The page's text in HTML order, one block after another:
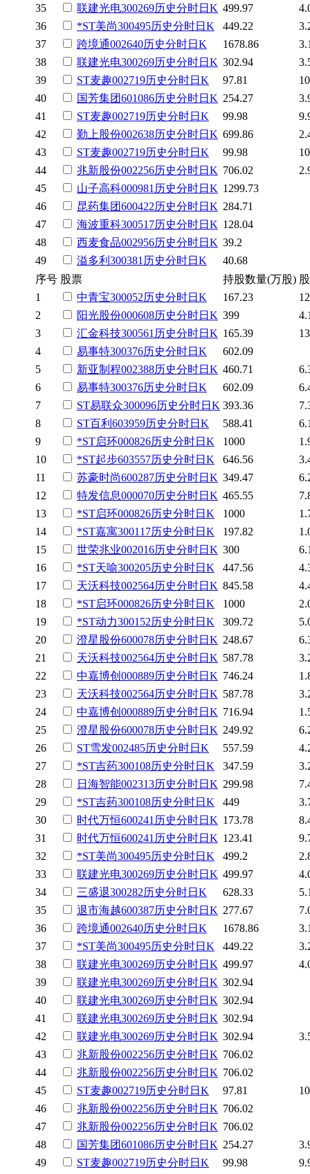
35
联建光电300269历史分时日K 499.97
36
*ST美尚300495历史分时日K 449.22
37
跨境通002640历史分时日K 1678.86
38
联建光电300269历史分时日K 302.94
39
ST麦趣002719历史分时日K 97.81
40
国芳集团601086历史分时日K 254.27
41
ST麦趣002719历史分时日K 99.98
42
勤上股份002638历史分时日K 699.86
43
ST麦趣002719历史分时日K 99.98
44
兆新股份002256历史分时日K 706.02
45
山子高科000981 历史分时日K 1299.73
46
昆药集团600422历史分时日K 284.71
47
海波重科300517历史分时日K 128.04
48
西麦食品002956历史分时日K 39.2
49
溢多利 300381 历史分时日K
40.68
序号 股票 持股数量(万股)
1
中青宝300052历史分时日K 167.23
2
阳光股份000608历史分时日K 399
3
汇金科技300561 历史分时日K 165.39
4
易事特300376历史分时日K
602.09
5
新亚制程002388历史分时日K 460.71
6
易事特300376历史分时日K 602.09
7
ST易联众300096历史分时日K 393.36
8
ST百利 603959历史分时日K 588.41
9
*ST启环000826历史分时日K 1000
10
*ST起步603557历史分时日K 646.56
11
苏豪时尚600287历史分时日K 349.47
12
特发信息000070历史分时日K 465.55
13
*ST启环000826历史分时日K 1000
14
*ST嘉寓300117历史分时日K 197.82
15
世荣兆业002016历史分时日K 300
16
*ST天喻300205历史分时日K 447.56
17
天沃科技002564历史分时日K 845.58
18
*ST启环000826历史分时日K 1000
19
*ST动力300152历史分时日K 309.72
20
澄星股份600078历史分时日K 248.67
21
天沃科技002564历史分时日K 587.78
22
中嘉博创 000889历史分时日K 746.24
23
天沃科技002564历史分时日K 587.78
24
中嘉博创 000889历史分时日K 716.94
25
澄星股份600078历史分时日K 249.92
26
ST雪发002485历史分时日K 557.59
27
*ST吉药300108历史分时日K 347.59
28
日海智能002313历史分时日K 299.98
29
*ST吉药300108历史分时日K 449
30
时代万恒600241 历史分时日K 173.78
31
时代万恒600241 历史分时日K 123.41
32
*ST美尚300495历史分时日K 499.2
33
联建光电300269历史分时日K 499.97
34
三盛退300282历史分时日K 628.33
35
退市海越600387历史分时日K 277.67
36
跨境通002640历史分时日K 1678.86
37
*ST美尚300495历史分时日K 449.22
38
联建光电300269历史分时日K 499.97
39
联建光电300269历史分时日K 302.94
40
联建光电300269历史分时日K 302.94
41
联建光电300269历史分时日K 302.94
42
联建光电300269历史分时日K 302.94
43
兆新股份002256历史分时日K 706.02
44
兆新股份002256历史分时日K 706.02
45
ST麦趣002719历史分时日K 97.81
46
兆新股份002256历史分时日K 706.02
47
兆新股份002256历史分时日K 706.02
48
国芳集团601086历史分时日K 254.27
49
ST麦趣002719历史分时日K 99.98